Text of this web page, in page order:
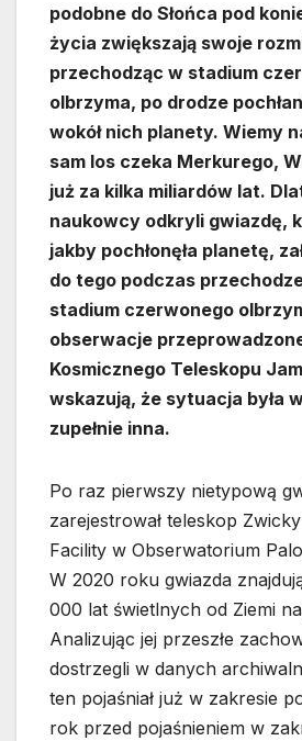
podobne do Słońca pod
życia zwiększają swoje
przechodząc w stadium
olbrzyma, po drodze
wokół nich planety. Wiemy
sam los czeka Merkurego,
już za kilka miliardów lat.
naukowcy odkryli gwiazdę,
jakby pochłonęła planetę,
do tego podczas
stadium czerwonego
obserwacje
Kosmicznego Teleskopu
wskazują, że sytuacja była
zupełnie inna.
Po raz pierwszy nietypową
zarejestrował teleskop
Facility w Obserwatorium
W 2020 roku gwiazda
000 lat świetlnych od Ziemi
Analizując jej przeszłe
dostrzegli w danych
ten pojaśniał już w zakresie
rok przed pojaśnieniem w